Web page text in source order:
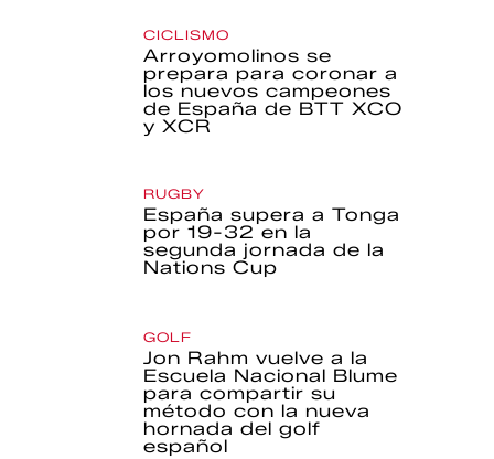
CICLISMO
Arroyomolinos se
prepara para coronar a
los nuevos campeones
de España de BTT XCO
y XCR
RUGBY
España supera a Tonga
por 19-32 en la
segunda jornada de la
Nations Cup
GOLF
Jon Rahm vuelve a la
Escuela Nacional Blume
para compartir su
método con la nueva
hornada del golf
español